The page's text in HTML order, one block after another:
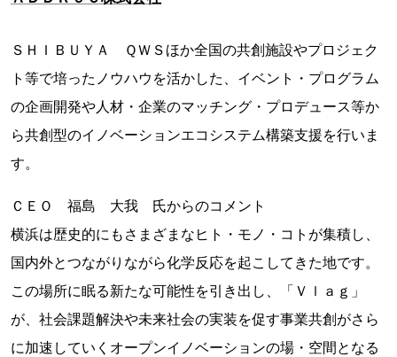
ＳＨＩＢＵＹＡ ＱＷＳほか全国の共創施設やプロジェク
ト等で培ったノウハウを活かした、イベント・プログラム
の企画開発や人材・企業のマッチング・プロデュース等か
ら共創型のイノベーションエコシステム構築支援を行いま
す。
ＣＥＯ 福島 大我 氏からのコメント
横浜は歴史的にもさまざまなヒト・モノ・コトが集積し、
国内外とつながりながら化学反応を起こしてきた地です。
この場所に眠る新たな可能性を引き出し、「Ｖｌａｇ」
が、社会課題解決や未来社会の実装を促す事業共創がさら
に加速していくオープンイノベーションの場・空間となる